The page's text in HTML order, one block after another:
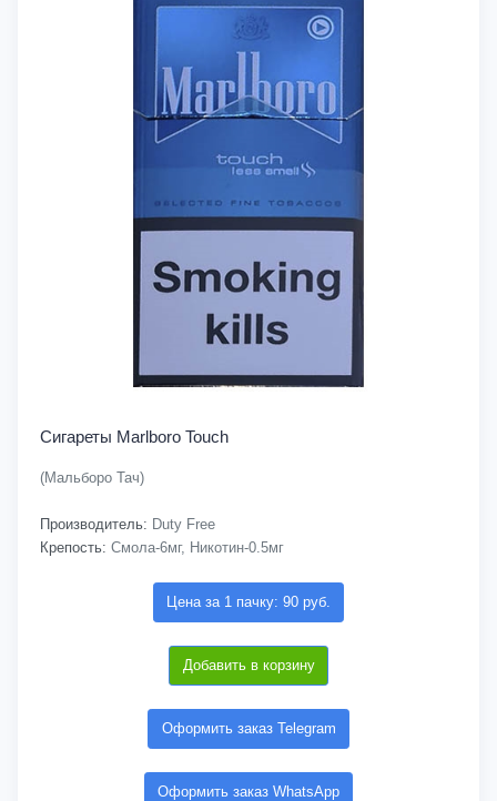
Сигареты Marlboro Touch
(Мальборо Тач)
Производитель: Duty Free
Крепость: Смола-6мг, Никотин-0.5мг
Цена за 1 пачку: 90 руб.
Добавить в корзину
Оформить заказ Telegram
Оформить заказ WhatsApp